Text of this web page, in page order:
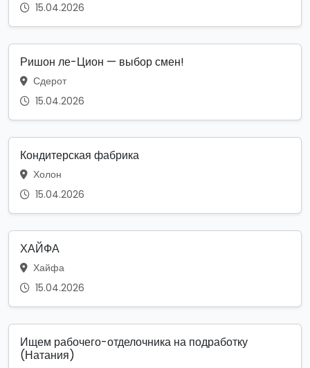
15.04.2026
Ришон ле-Цион — выбор смен!
Сдерот
15.04.2026
Кондитерская фабрика
Холон
15.04.2026
ХАЙФА
Хайфа
15.04.2026
Ищем рабочего-отделочника на подработку
(Натания)